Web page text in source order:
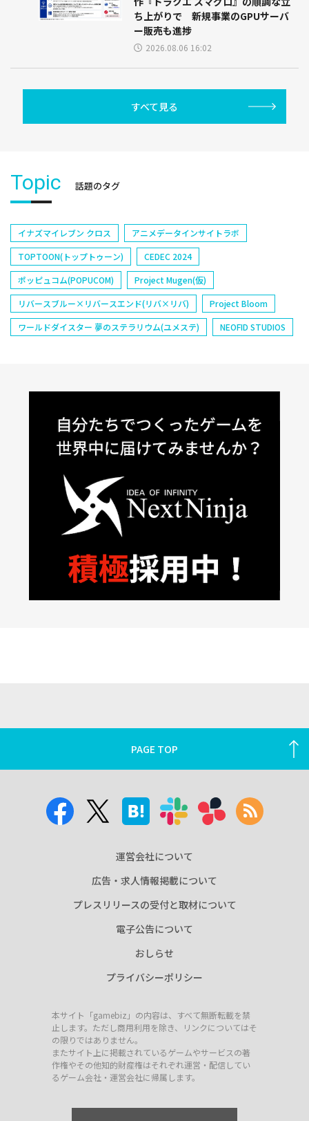
ち上がりで 新規事業のGPUサーバ
ー販売も進捗
2026.08.06 16:02
すべて見る
Topic 話題のタグ
イナズマイレブン クロス
アニメデータインサイトラボ
TOPTOON(トップトゥーン)
CEDEC 2024
ポッピュコム(POPUCOM)
Project Mugen(仮)
リバースブルー×リバースエンド(リバ×リバ)
Project Bloom
ワールドダイスター 夢のステラリウム(ユメステ)
NEOFID STUDIOS
PAGE TOP
運営会社について
広告・求人情報掲載について
プレスリリースの受付と取材について
電子公告について
おしらせ
プライバシーポリシー
本サイト「gamebiz」の内容は、すべて無断転載を禁
止します。ただし商用利用を除き、リンクについてはそ
の限りではありません。
またサイト上に掲載されているゲームやサービスの著
作権やその他知的財産権はそれぞれ運営・配信してい
るゲーム会社・運営会社に帰属します。